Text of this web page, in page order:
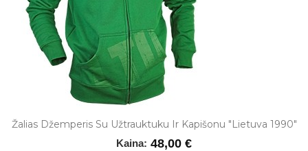
Žalias Džemperis Su Užtrauktuku Ir Kapišonu "Lietuva 1990"
Kaina: 48,00 €